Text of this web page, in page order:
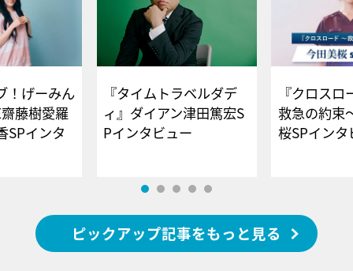
！げーみん
藤樹愛羅
SPインタ
『タイムトラベルダデ
ィ』ダイアン津田篤宏S
Pインタビュー
『クロス
救急の約束
桜SPイ
ピックアップ記事をもっと見る